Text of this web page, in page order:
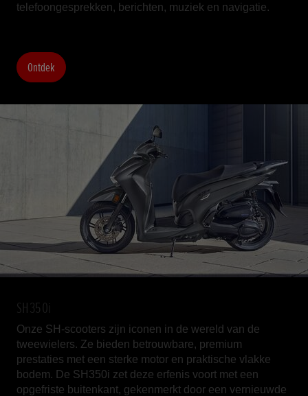
telefoongesprekken, berichten, muziek en navigatie.
Ontdek
SH350i
Onze SH-scooters zijn iconen in de wereld van de
tweewielers. Ze bieden betrouwbare, premium
prestaties met een sterke motor en praktische vlakke
bodem. De SH350i zet deze erfenis voort met een
opgefriste buitenkant, gekenmerkt door een vernieuwde